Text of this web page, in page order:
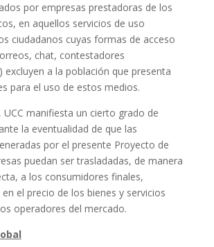
por empresas prestadoras de los
en aquellos servicios de uso
ciudadanos cuyas formas de acceso
chat, contestadores
a la población que presenta
para el uso de estos medios.
manifiesta un cierto grado de
la eventualidad de que las
por el presente Proyecto de
puedan ser trasladadas, de manera
a los consumidores finales,
el precio de los bienes y servicios
operadores del mercado.